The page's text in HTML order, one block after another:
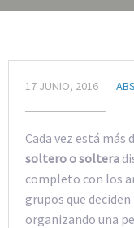
17 JUNIO, 2016
Cada vez está más
soltero o soltera
completo con los
grupos que
organizando una